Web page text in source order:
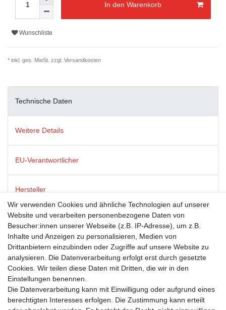
In den Warenkorb
Wunschliste
* inkl. ges. MwSt. zzgl. Versandkosten
Technische Daten
Weitere Details
EU-Verantwortlicher
Hersteller
Dies ist ein Produkt der Firma modern times, die für ein breites
(und oft schelmisches) Grinsen an tausenden Postkarten-
Ständern in Deutschland, Österreich und der Schweiz sorgt.
Neben humorvollen Postkarten steht ebenso für Post- und
Grußkarten mit renommierten Lizenzthemen wie GEO,
Sandmann und die Sendung mit der Maus. Das Sortiment runden
ausgesuchte, witzige Geschenkartikel ab.
Wir verwenden Cookies und ähnliche Technologien auf unserer
Website und verarbeiten personenbezogene Daten von
Besucher:innen unserer Webseite (z.B. IP-Adresse), um z.B.
Inhalte und Anzeigen zu personalisieren, Medien von
Drittanbietern einzubinden oder Zugriffe auf unsere Website zu
analysieren. Die Datenverarbeitung erfolgt erst durch gesetzte
Cookies. Wir teilen diese Daten mit Dritten, die wir in den
Einstellungen benennen.
Die Datenverarbeitung kann mit Einwilligung oder aufgrund eines
berechtigten Interesses erfolgen. Die Zustimmung kann erteilt